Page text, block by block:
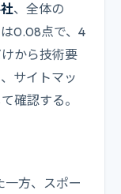
、全体の
0.08点で、4
から技術要
サイトマッ
確認する。
一方、スポー